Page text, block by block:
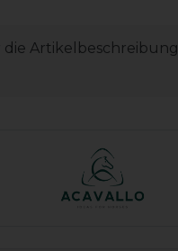
die Artikelbeschreibung